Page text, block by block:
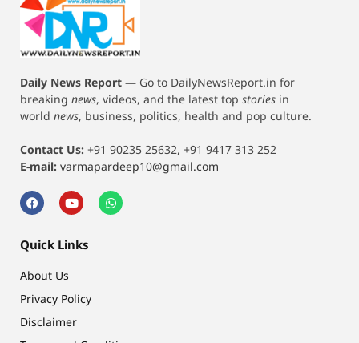
Daily News Report — Go to DailyNewsReport.in for
breaking news, videos, and the latest top stories in
world news, business, politics, health and pop culture.
Contact Us: +91 90235 25632, +91 9417 313 252
E-mail: varmapardeep10@gmail.com
Quick Links
About Us
Privacy Policy
Disclaimer